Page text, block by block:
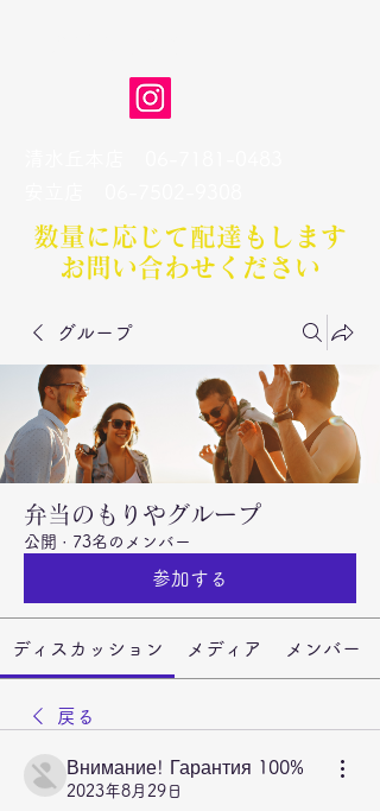
数量に応じて配達もします​
お問い合わせください
グループ
弁当のもりやグループ
公開 · 73名のメンバー
参加する
ディスカッション メディア メンバー
戻る
Внимание! Гарантия 100%
2023年8月29日